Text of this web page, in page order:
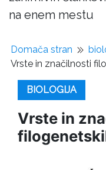
na enem mestu
Domača stran
Vrste in značilnosti
BIOLOGIJA
Vrste in